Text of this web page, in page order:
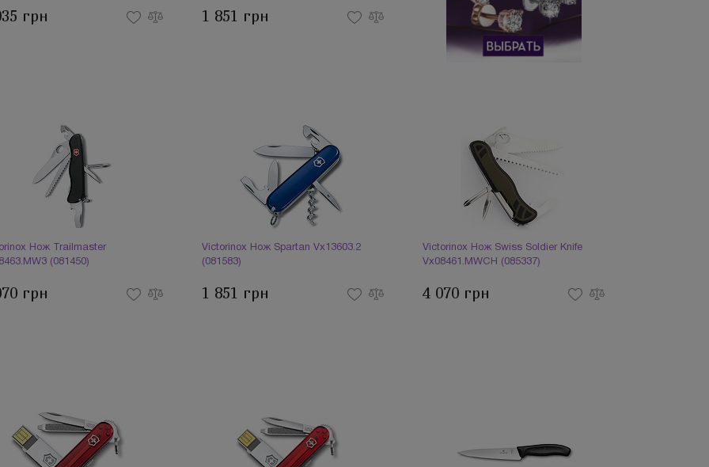
грн 1 851 грн
Нож Trailmaster
(081450)
грн
Victorinox Нож Spartan Vx13603.2
(081583)
1 851 грн
Victorinox Нож Swiss Soldier Knife
Vx08461.MWCH (085337)
4 070 грн